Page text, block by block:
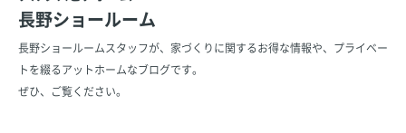
長野ショールーム
長野ショールームスタッフが、家づくりに関するお得な情報や、 プライベー
トを綴るアットホームなブログです。
ぜひ、ご覧ください。